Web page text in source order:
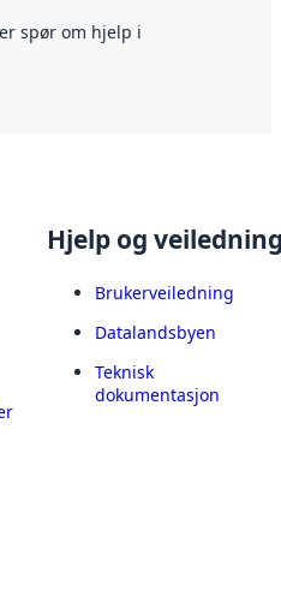
spør om hjelp i
Hjelp og
Brukerveiledning
Datalandsbyen
Teknisk
dokumentasjon